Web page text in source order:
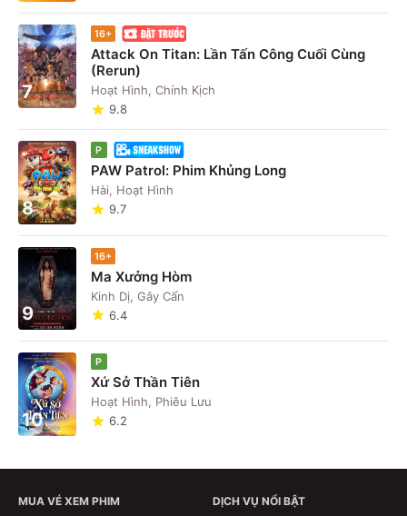
7
16+
Attack On Titan: Lần Tấn Công Cuối Cùng
(Rerun)
Hoạt Hình, Chính Kịch
9.8
8
P
PAW Patrol: Phim Khủng Long
Hài, Hoạt Hình
9.7
9
16+
Ma Xưởng Hòm
Kinh Dị, Gây Cấn
6.4
10
P
Xứ Sở Thần Tiên
Hoạt Hình, Phiêu Lưu
6.2
MUA VÉ XEM PHIM DỊCH VỤ NỔI BẬT